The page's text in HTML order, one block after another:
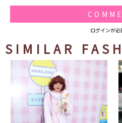
ログインが必
SIMILAR